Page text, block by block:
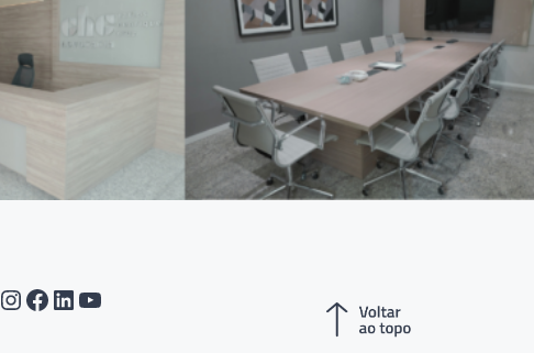
Instagram
Facebook
LinkedIn
Youtube